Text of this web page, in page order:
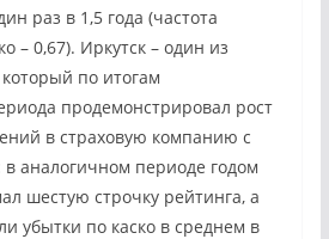
раз в 1,5 года (частота
– 0,67). Иркутск – один из
по итогам
продемонстрировал рост
в страховую компанию с
аналогичном периоде годом
шестую строчку рейтинга, а
убытки по каско в среднем в